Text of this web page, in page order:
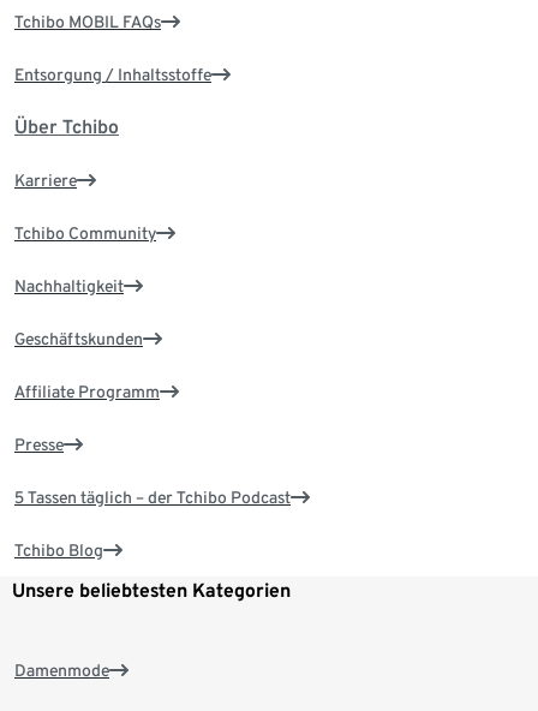
Tchibo MOBIL FAQs
Entsorgung / Inhaltsstoffe
Über Tchibo
Karriere
Tchibo Community
Nachhaltigkeit
Geschäftskunden
Affiliate Programm
Presse
5 Tassen täglich – der Tchibo Podcast
Tchibo Blog
Unsere beliebtesten Kategorien
Damenmode